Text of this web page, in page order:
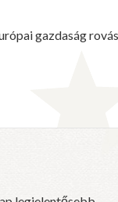
gazdaság